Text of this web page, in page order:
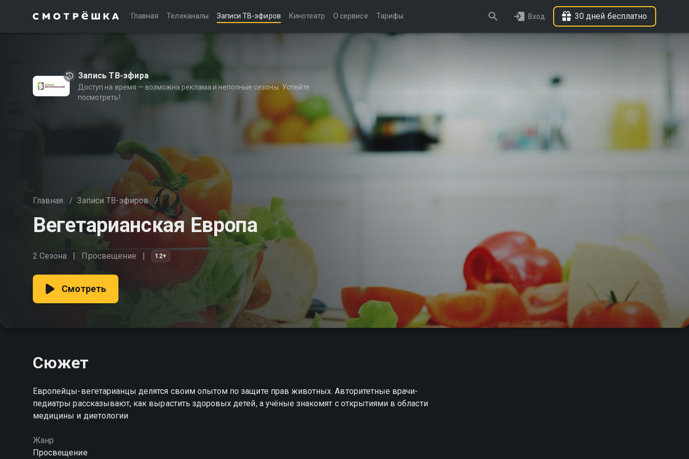
Главная Телеканалы Записи ТВ-эфиров Кинотеатр О сервисе Тарифы Вход 30 дней бесплатно
Запись ТВ-эфира
Доступ на время — возможна реклама и неполные сезоны. Успейте
посмотреть!
Главная / Записи ТВ-эфиров /
Вегетарианская Европа
2 Сезона Просвещение 12+
Смотреть
Сюжет
Европейцы-вегетарианцы делятся своим опытом по защите прав животных. Авторитетные врачи-
педиатры рассказывают, как вырастить здоровых детей, а учёные знакомят с открытиями в области
медицины и диетологии
Жанр
Просвещение